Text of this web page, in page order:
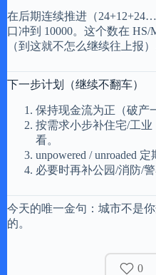
在后期连续推进（
口冲到 10000。这个数在
（到这就不怎么继续往上报）
下一步计划（继续不翻车）
保持现金流为正（破产
按需求小步补住宅/工业
看。
unpowered / unroaded
必要时再补公园/消防/警
今天的唯一金句：城市不是
的。
0